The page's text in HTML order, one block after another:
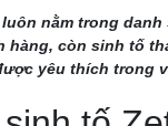
nằm trong
hàng, còn sinh tố
yêu thích trong